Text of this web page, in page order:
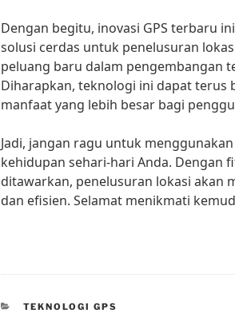
Dengan begitu, inovasi GPS terbaru
solusi cerdas untuk penelusuran
peluang baru dalam pengembangan
Diharapkan, teknologi ini dapat terus
manfaat yang lebih besar bagi
Jadi, jangan ragu untuk
kehidupan sehari-hari Anda. Dengan
ditawarkan, penelusuran lokasi akan
dan efisien. Selamat menikmati
CATEGORIES
TEKNOLOGI GPS